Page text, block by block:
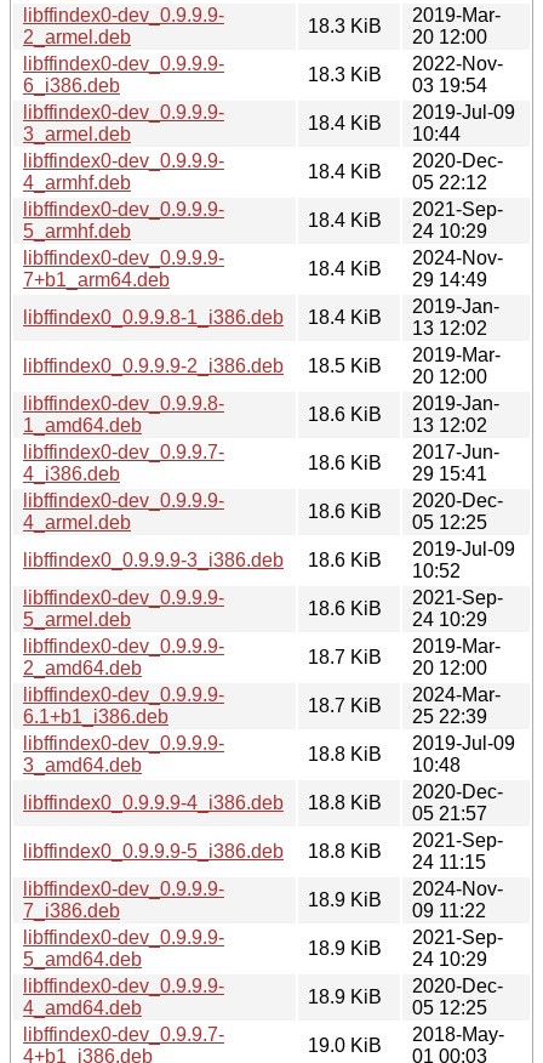
libffindex0-dev_0.9.9.9-
2_armel.deb
18.3 KiB
2019-Mar-
20 12:00
libffindex0-dev_0.9.9.9-
6_i386.deb
18.3 KiB
2022-Nov-
03 19:54
libffindex0-dev_0.9.9.9-
3_armel.deb
18.4 KiB
2019-Jul-09
10:44
libffindex0-dev_0.9.9.9-
4_armhf.deb
18.4 KiB
2020-Dec-
05 22:12
libffindex0-dev_0.9.9.9-
5_armhf.deb
18.4 KiB
2021-Sep-
24 10:29
libffindex0-dev_0.9.9.9-
7+b1_arm64.deb
18.4 KiB
2024-Nov-
29 14:49
libffindex0_0.9.9.8-1_i386.deb
18.4 KiB
2019-Jan-
13 12:02
libffindex0_0.9.9.9-2_i386.deb
18.5 KiB
2019-Mar-
20 12:00
libffindex0-dev_0.9.9.8-
1_amd64.deb
18.6 KiB
2019-Jan-
13 12:02
libffindex0-dev_0.9.9.7-
4_i386.deb
18.6 KiB
2017-Jun-
29 15:41
libffindex0-dev_0.9.9.9-
4_armel.deb
18.6 KiB
2020-Dec-
05 12:25
libffindex0_0.9.9.9-3_i386.deb
18.6 KiB
2019-Jul-09
10:52
libffindex0-dev_0.9.9.9-
5_armel.deb
18.6 KiB
2021-Sep-
24 10:29
libffindex0-dev_0.9.9.9-
2_amd64.deb
18.7 KiB
2019-Mar-
20 12:00
libffindex0-dev_0.9.9.9-
6.1+b1_i386.deb
18.7 KiB
2024-Mar-
25 22:39
libffindex0-dev_0.9.9.9-
3_amd64.deb
18.8 KiB
2019-Jul-09
10:48
libffindex0_0.9.9.9-4_i386.deb
18.8 KiB
2020-Dec-
05 21:57
libffindex0_0.9.9.9-5_i386.deb
18.8 KiB
2021-Sep-
24 11:15
libffindex0-dev_0.9.9.9-
7_i386.deb
18.9 KiB
2024-Nov-
09 11:22
libffindex0-dev_0.9.9.9-
5_amd64.deb
18.9 KiB
2021-Sep-
24 10:29
libffindex0-dev_0.9.9.9-
4_amd64.deb
18.9 KiB
2020-Dec-
05 12:25
libffindex0-dev_0.9.9.7-
4+b1_i386.deb
19.0 KiB
2018-May-
01 00:03